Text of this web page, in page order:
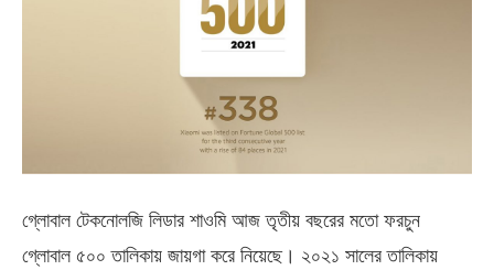
গ্লোবাল টেকনোলজি লিডার শাওমি আজ তৃতীয় বছরের মতো ফরচুন
গ্লোবাল ৫০০ তালিকায় জায়গা করে নিয়েছে। ২০২১ সালের তালিকায়